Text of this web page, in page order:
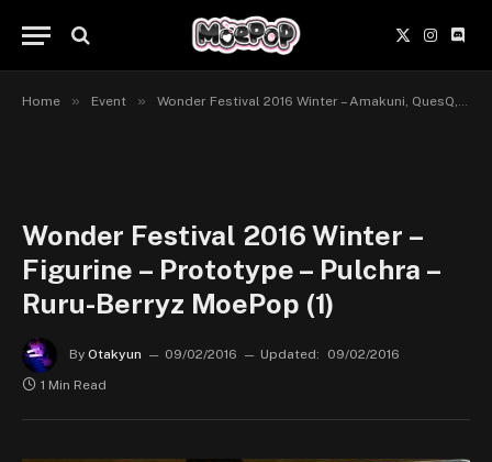
X
(Twitter)
Home » Event » Wonder Festival 2016 Winter – Amakuni, QuesQ, Pulchra, Plum, Revolve
Wonder Festival 2016 Winter –
Figurine – Prototype – Pulchra –
Ruru-Berryz MoePop (1)
By Otakyun 09/02/2016 Updated:
09/02/2016
1 Min Read